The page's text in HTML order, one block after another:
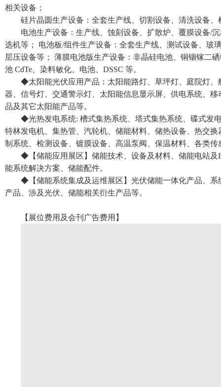
相关设备；
硅片晶圆生产设备：全套生产线、切割设备、清洗设备
电池生产设备：生产线、蚀刻设备、扩散炉、覆膜设备/
选机等； 电池板/组件生产设备：全套生产线、测试设备、玻
层压设备等； 薄膜电池版生产设备：非晶硅电池、铜铟镓二
池 CdTe、染料敏化、电池、DSSC 等。
◆太阳能光伏应用产品：太阳能路灯、草坪灯、庭院灯、
器、信号灯、交通警示灯、太阳能信息显示屏、供电系统、
品及其它太阳能产品等。
◆光热发电系统: 槽式集热系统、塔式集热系统、碟式发
特林发电机、集热管、汽轮机、储能材料、储热设备、热交
制系统、检测设备、镀膜设备、高温泵阀、保温材料、各类传
◆【储能应用展区】储能技术、设备及材料、储能电站及
能系统解决方案、储能配件。
◆【储能系统集成及运维展区】光伏储能一体化产品、系
产品、涉及光伏、储能相关衍生产品等。
【展位费用及会刊广告费用】